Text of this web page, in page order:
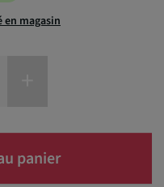
magasin
panier